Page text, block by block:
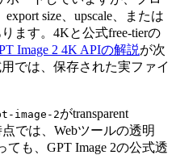
size、upscale、または
ます。4Kと公式free-tierの
Image 2 4K APIの解説が次
では、保存された実ファイ
image-2がtransparent
では、Webツールの透明
も、GPT Image 2の公式透